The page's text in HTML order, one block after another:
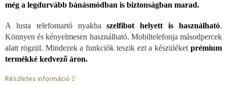
még a legdurvább bánásmódban is biztonságban marad.
A lusta telefontartó nyakbaszelfibot helyett is használható.
Könnyen és kényelmesen használható. Mobiltelefonja másodpercek
alatt rögzül. Mindezek a funkciók teszik ezt a készüléket prémium
termékké kedvező áron.
Részletes információ